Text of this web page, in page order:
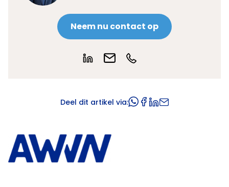
Neem nu contact op
Deel dit artikel via: